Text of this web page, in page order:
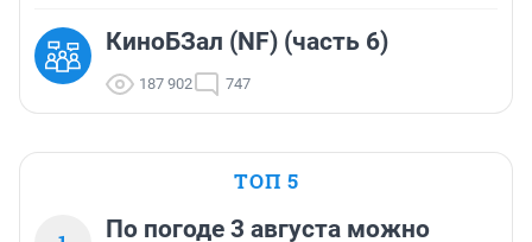
КиноБЗал (NF) (часть 6)
187 902 747
ТОП 5
По погоде 3 августа можно